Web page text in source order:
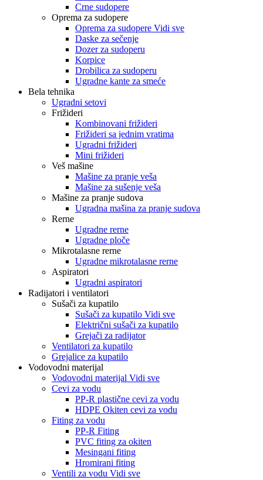
Crne sudopere
Oprema za sudopere
Oprema za sudopere Vidi sve
Daske za sečenje
Dozer za sudoperu
Korpice
Drobilica za sudoperu
Ugradne kante za smeće
Bela tehnika
Ugradni setovi
Frižideri
Kombinovani frižideri
Frižideri sa jednim vratima
Ugradni frižideri
Mini frižideri
Veš mašine
Mašine za pranje veša
Mašine za sušenje veša
Mašine za pranje sudova
Ugradna mašina za pranje sudova
Rerne
Ugradne rerne
Ugradne ploče
Mikrotalasne rerne
Ugradne mikrotalasne rerne
Aspiratori
Ugradni aspiratori
Radijatori i ventilatori
Sušači za kupatilo
Sušači za kupatilo Vidi sve
Električni sušači za kupatilo
Grejači za radijator
Ventilatori za kupatilo
Grejalice za kupatilo
Vodovodni materijal
Vodovodni materijal Vidi sve
Cevi za vodu
PP-R plastične cevi za vodu
HDPE Okiten cevi za vodu
Fiting za vodu
PP-R Fiting
PVC fiting za okiten
Mesingani fiting
Hromirani fiting
Ventili za vodu Vidi sve